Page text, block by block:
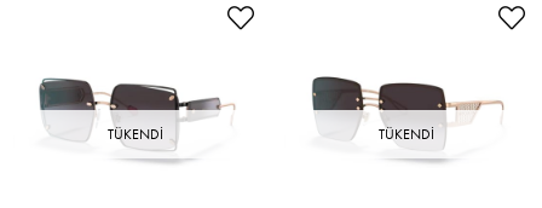
TÜKENDI TÜKENDI